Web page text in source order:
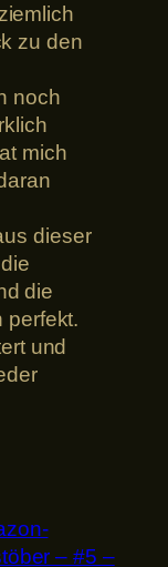
zu den
noch
mich
dieser
die
perfekt.
und
– #5 –